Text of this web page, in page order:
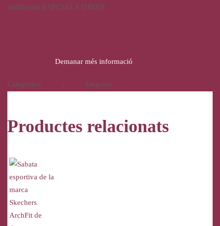
antilliscant ESPCIAL CUINES
Demanar més informació
Categories: , Etiqueta:
Productes relacionats